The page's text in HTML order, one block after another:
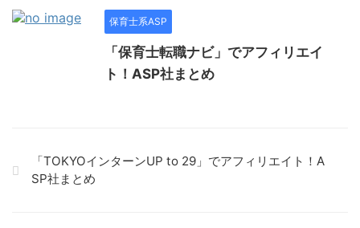
保育士系ASP
「保育士転職ナビ」でアフィリエイ
ト！ASP社まとめ
「TOKYOインターンUP to 29」でアフィリエイト！A
SP社まとめ